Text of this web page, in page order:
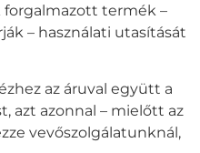
forgalmazott termék –
– használati utasítását
az áruval együtt a
azt azonnal – mielőtt az
vevőszolgálatunknál,